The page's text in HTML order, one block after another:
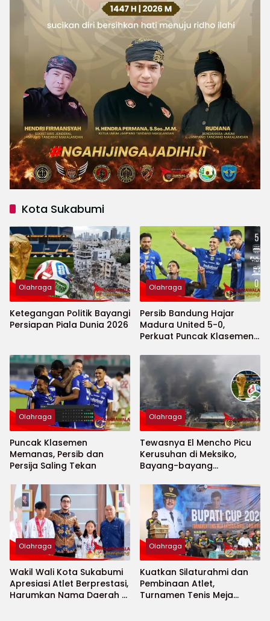
Kota Sukabumi
Olahraga
Ketegangan Politik Bayangi
Persiapan Piala Dunia 2026
Olahraga
Persib Bandung Hajar
Madura United 5-0,
Perkuat Puncak Klasemen
Olahraga
Puncak Klasemen
Memanas, Persib dan
Persija Saling Tekan
Olahraga
Tewasnya El Mencho Picu
Kerusuhan di Meksiko,
Bayang-bayang
2026 Menguat
Olahraga
Wakil Wali Kota Sukabumi
Apresiasi Atlet Berprestasi,
Harumkan Nama Daerah di
Olahraga
Kuatkan Silaturahmi dan
Pembinaan Atlet,
Turnamen Tenis Meja